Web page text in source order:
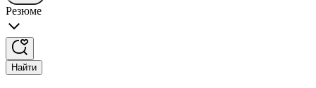
Резюме
Найти